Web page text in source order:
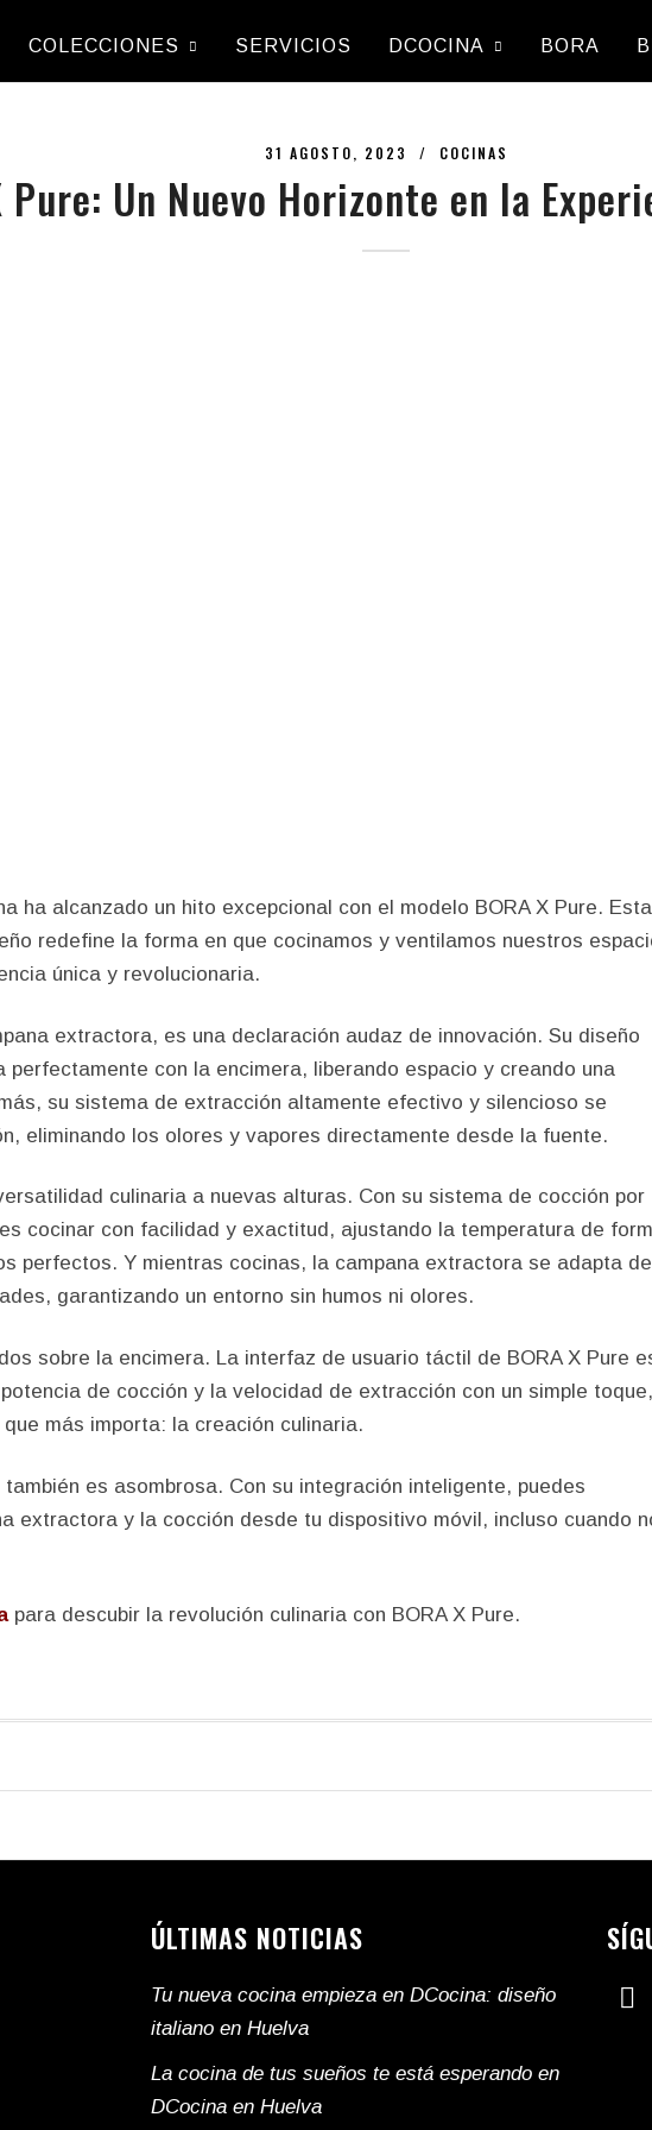
COLECCIONES SERVICIOS DCOCINA BORA
31 AGOSTO, 2023 / COCINAS
Pure: Un Nuevo Horizonte en la
ha alcanzado un hito excepcional con el modelo BORA X Pure. Esta
redefine la forma en que cocinamos y ventilamos nuestros
única y revolucionaria.
extractora, es una declaración audaz de innovación. Su diseño
con la encimera, liberando espacio y creando una
su sistema de extracción altamente efectivo y silencioso se
eliminando los olores y vapores directamente desde la fuente.
culinaria a nuevas alturas. Con su sistema de cocción por
cocinar con facilidad y exactitud, ajustando la temperatura de
perfectos. Y mientras cocinas, la campana extractora se adapta de
garantizando un entorno sin humos ni olores.
sobre la encimera. La interfaz de usuario táctil de BORA X Pure
de cocción y la velocidad de extracción con un simple toque,
más importa: la creación culinaria.
es asombrosa. Con su integración inteligente, puedes
extractora y la cocción desde tu dispositivo móvil, incluso cuando
para descubir la revolución culinaria con BORA X Pure.
ÚLTIMAS NOTICIAS
Tu nueva cocina empieza en DCocina: diseño
italiano en Huelva
La cocina de tus sueños te está esperando en
DCocina en Huelva